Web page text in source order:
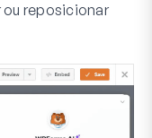
ou reposicionar